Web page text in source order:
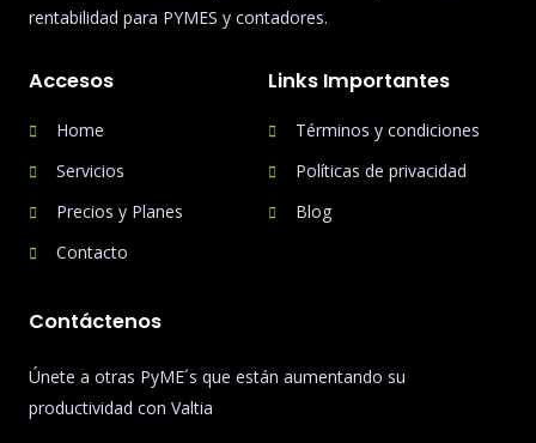
rentabilidad para PYMES y contadores.
Accesos
Home
Servicios
Precios y Planes
Contacto
Links Importantes
Términos y condiciones
Políticas de privacidad
Blog
Contáctenos
Únete a otras PyME´s que están aumentando su
productividad con Valtia